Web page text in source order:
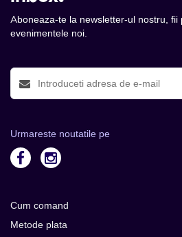
Aboneaza-te la newsletter-ul nostru, fii
evenimentele noi.
Urmareste noutatile pe
Cum comand
Metode plata